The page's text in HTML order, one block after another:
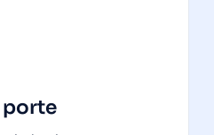
porte